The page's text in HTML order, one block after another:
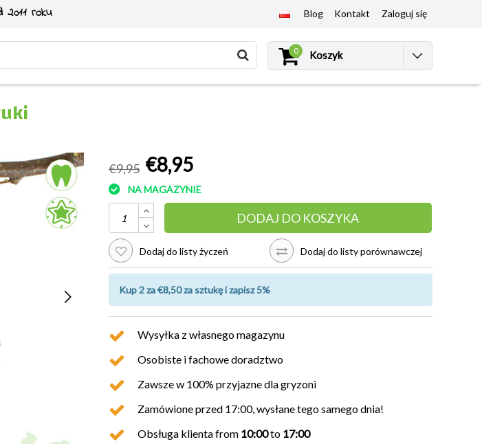
roku
Blog Kontakt Zaloguj się
0 Koszyk
€9,95 €8,95
NA MAGAZYNIE
DODAJ DO KOSZYKA
Dodaj do listy życzeń Dodaj do listy porównawczej
Kup 2 za €8,50 za sztukę i zapisz 5%
Wysyłka z własnego magazynu
Osobiste i fachowe doradztwo
Zawsze w 100% przyjazne dla gryzoni
Zamówione przed 17:00, wysłane tego samego dnia!
Obsługa klienta from 10:00to 17:00